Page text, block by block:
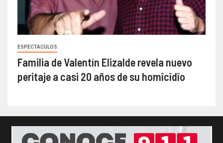
ESPECTACULOS
Familia de Valentín Elizalde revela nuevo
peritaje a casi 20 años de su homîcîdîo